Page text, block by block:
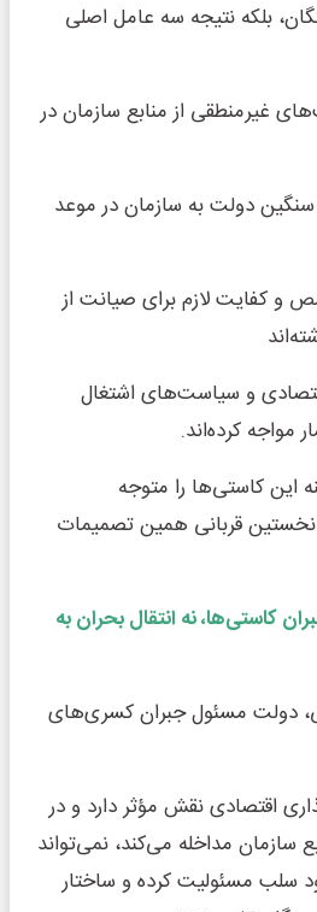
بلکه نتیجه سه عامل اصلی
غیرمنطقی از منابع سازمان در
دولت به سازمان در موعد
و کفایت لازم برای صیانت از
و سیاست‌های اشتغال
مواجه کرده‌اند.
این کاستی‌ها را متوجه
قربانی همین تصمیمات
کاستی‌ها، نه انتقال بحران به
دولت مسئول جبران کسری‌های
اقتصادی نقش مؤثر دارد و در
سازمان مداخله می‌کند، نمی‌تواند
سلب مسئولیت کرده و ساختار